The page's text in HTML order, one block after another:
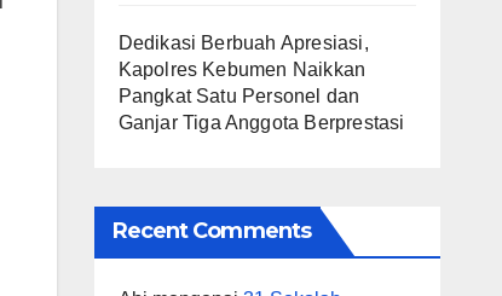
Dedikasi Berbuah Apresiasi,
Kapolres Kebumen Naikkan
Pangkat Satu Personel dan
Ganjar Tiga Anggota Berprestasi
Recent Comments